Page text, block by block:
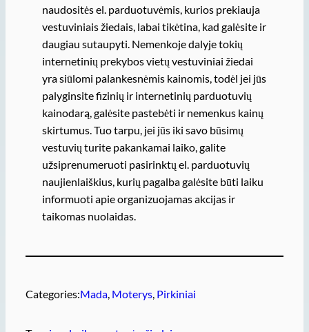
naudositės el. parduotuvėmis, kurios prekiauja
vestuviniais žiedais, labai tikėtina, kad galėsite ir
daugiau sutaupyti. Nemenkoje dalyje tokių
internetinių prekybos vietų vestuviniai žiedai
yra siūlomi palankesnėmis kainomis, todėl jei jūs
palyginsite fizinių ir internetinių parduotuvių
kainodarą, galėsite pastebėti ir nemenkus kainų
skirtumus. Tuo tarpu, jei jūs iki savo būsimų
vestuvių turite pakankamai laiko, galite
užsiprenumeruoti pasirinktų el. parduotuvių
naujienlaiškius, kurių pagalba galėsite būti laiku
informuoti apie organizuojamas akcijas ir
taikomas nuolaidas.
Categories:Mada, Moterys, Pirkiniai